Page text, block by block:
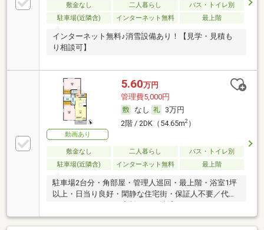
敷金なし 二人暮らし
バス・トイレ別
駐車場(近隣含)
インターネット無料 最上階
インターネット無料♪消雪設備あり！【見学・見積も
り相談可】
動画あり
5.60万円
管理費5,000円
なし
3万円
2階 / 2DK（54.65m2）
敷金なし 二人暮らし
バス・トイレ別
駐車場(近隣含)
インターネット無料 最上階
駐車場2台分・角部屋・管理人巡回・最上階・浴室1坪
以上・日当り良好・閑静な住宅街・保証人不要／代行
・ルームシェア可・家賃カード決済可